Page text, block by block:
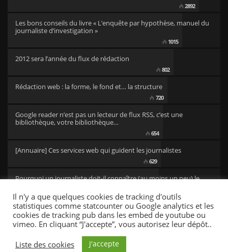
2892
Les bons conseils du livre « L’enquête par hypothèse, manuel du
journaliste d’investigation »
1015
2012 sera l’année du flux de rédaction
802
Rédaction web : la forme, le fond et… la structure
720
Google reader n’est pas un lecteur de flux RSS, c’est une
bibliothèque, votre bibliothèque…
654
[Annuaire] Ces services web qui guident les journalistes
629
Pourquoi un journaliste doit-il connaître (au moins un peu) le
501
Fonts by Google Fonts. Icons by Fontello. Full Credits
Il n'y a que quelques cookies de tracking d'outils
statistiques comme statcounter ou Google analytics et les
cookies de tracking pub dans les embed de youtube ou
vimeo. En cliquant “J'accepte”, vous autorisez leur dépôt..
Liste des cookies
J'accepte